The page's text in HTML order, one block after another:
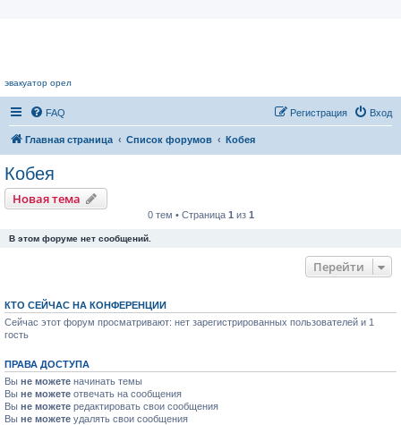
эвакуатор орел
FAQ Вход
Регистрация
Главная страница Список форумов Кобея
Кобея
Новая тема
0 тем • Страница 1 из 1
В этом форуме нет сообщений.
Перейти
КТО СЕЙЧАС НА КОНФЕРЕНЦИИ
Сейчас этот форум просматривают: нет зарегистрированных пользователей и 1
гость
ПРАВА ДОСТУПА
Вы не можете начинать темы
Вы не можете отвечать на сообщения
Вы не можете редактировать свои сообщения
Вы не можете удалять свои сообщения